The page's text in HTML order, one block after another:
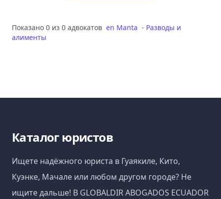
Показано 0 из 0 адвокатов en Manta - Разводы и
алименты
Каталог юристов
Ищете надёжного юриста в Гуаякиле, Кито,
Куэнке, Мачале или любом другом городе? Не
ищите дальше! В GLOBALDIR ABOGADOS ECUADOR